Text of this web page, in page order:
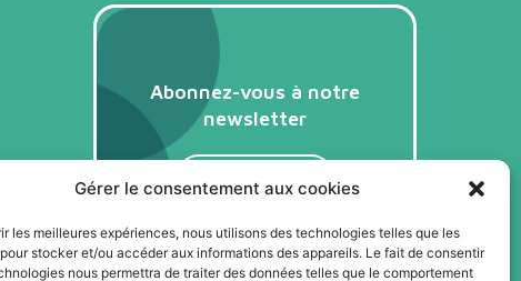
Gérer le consentement aux cookies
les meilleures expériences, nous utilisons des technologies telles que les
stocker et/ou accéder aux informations des appareils. Le fait de consentir
nous permettra de traiter des données telles que le comportement
Abonnez-vous à notre
newsletter
Je m'abonne